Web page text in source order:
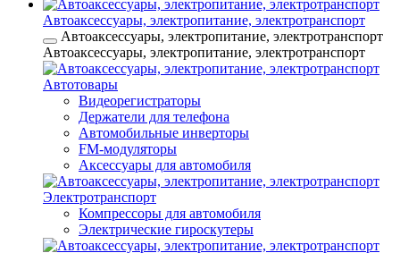
Автоаксессуары, электропитание, электротранспорт
Автоаксессуары, электропитание, электротранспорт
Автоаксессуары, электропитание, электротранспорт
Автотовары
Видеорегистраторы
Держатели для телефона
Автомобильные инверторы
FM-модуляторы
Аксессуары для автомобиля
Электротранспорт
Компрессоры для автомобиля
Электрические гироскутеры